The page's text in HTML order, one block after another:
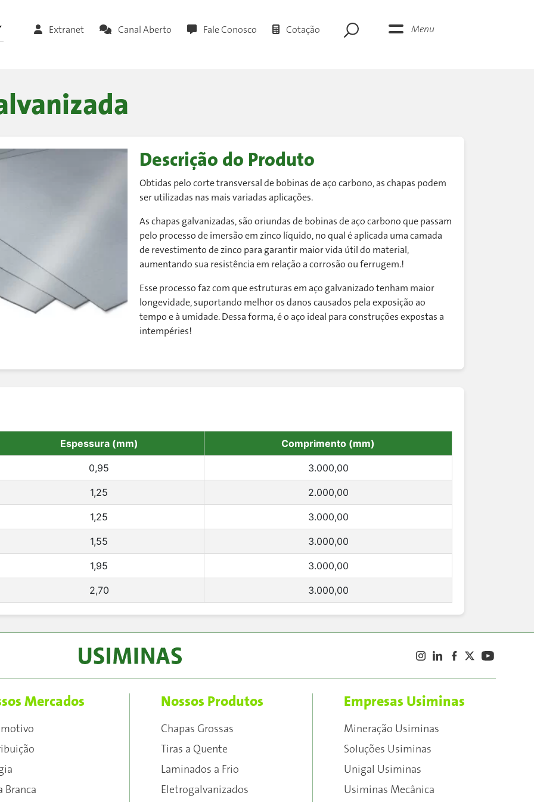
Extranet Canal Aberto Fale Conosco Cotação Menu
Descrição do Produto
Obtidas pelo corte transversal de bobinas de aço carbono, as chapas podem
ser utilizadas nas mais variadas aplicações.
As chapas galvanizadas, são oriundas de bobinas de aço carbono que passam
pelo processo de imersão em zinco líquido, no qual é aplicada uma camada
de revestimento de zinco para garantir maior vida útil do material,
aumentando sua resistência em relação a corrosão ou ferrugem.!
Esse processo faz com que estruturas em aço galvanizado tenham maior
longevidade, suportando melhor os danos causados pela exposição ao
tempo e à umidade. Dessa forma, é o aço ideal para construções expostas a
intempéries!
Espessura (mm) Comprimento (mm)
0,95 3.000,00
1,25 2.000,00
1,25 3.000,00
1,55 3.000,00
1,95 3.000,00
2,70 3.000,00
Mercados
Branca
Nossos Produtos
Chapas Grossas
Tiras a Quente
Laminados a Frio
Eletrogalvanizados
Empresas Usiminas
Mineração Usiminas
Soluções Usiminas
Unigal Usiminas
Usiminas Mecânica